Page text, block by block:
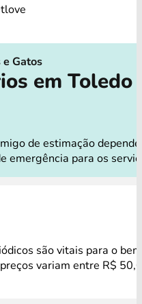
e Gatos
em Toledo
de estimação
emergência para os
são vitais para o
variam entre R$